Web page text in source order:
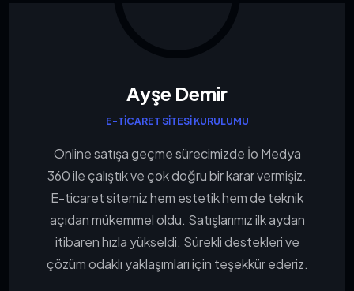
Ayşe Demir
E-TICARET SITESI KURULUMU
Online satışa geçme sürecimizde İo Medya
360 ile çalıştık ve çok doğru bir karar vermişiz.
E-ticaret sitemiz hem estetik hem de teknik
açıdan mükemmel oldu. Satışlarımız ilk aydan
itibaren hızla yükseldi. Sürekli destekleri ve
çözüm odaklı yaklaşımları için teşekkür ederiz.